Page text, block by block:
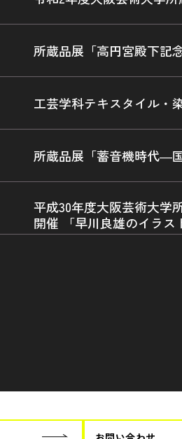
所蔵品展「高円宮殿下記
工芸学科テキスタイル・
所蔵品展「蓄音機時代―
平成30年度大阪芸術大
開催 「早川良雄のイラス